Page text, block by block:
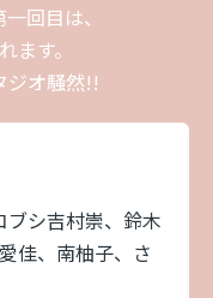
回目は、
す。
ジオ騒然!!
シ吉村崇、鈴木
佳、南柚子、さ